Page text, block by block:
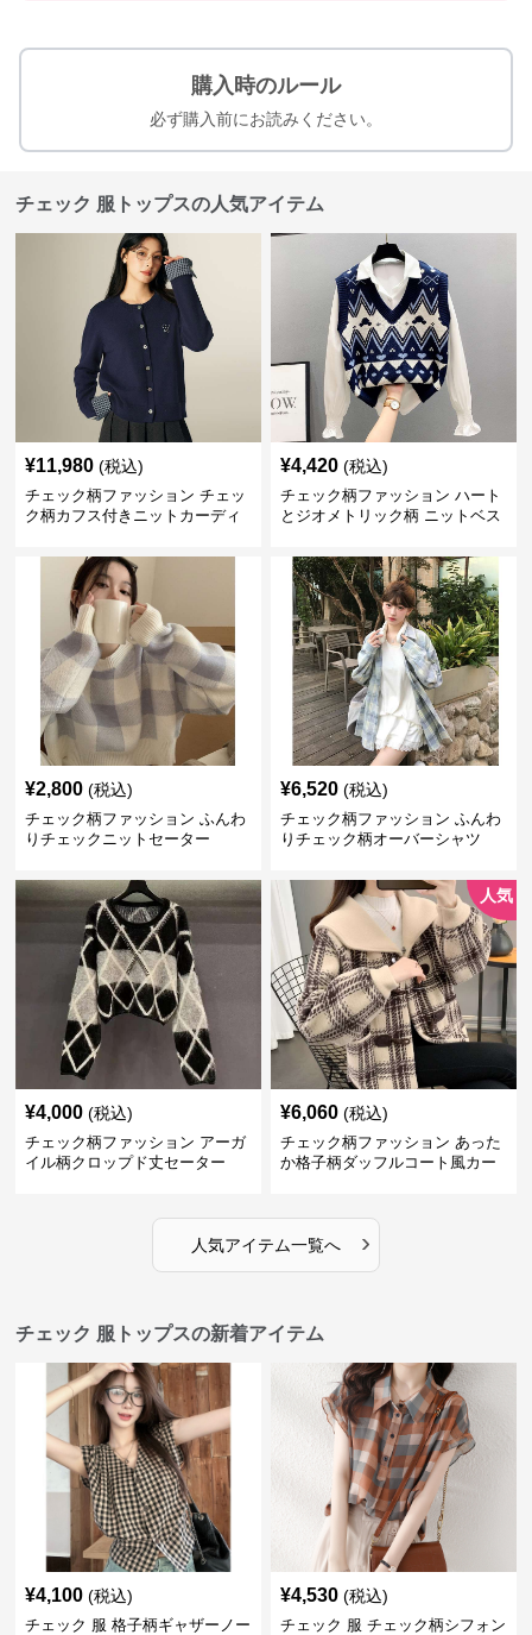
購入時のルール
必ず購入前にお読みください。
チェック 服トップスの人気アイテム
¥11,980 (税込)
チェック柄ファッション チェッ
ク柄カフス付きニットカーディ
¥4,420 (税込)
チェック柄ファッション ハート
とジオメトリック柄 ニットベス
¥2,800 (税込)
チェック柄ファッション ふんわ
りチェックニットセーター
¥6,520 (税込)
チェック柄ファッション ふんわ
りチェック柄オーバーシャツ
¥4,000 (税込)
チェック柄ファッション アーガ
イル柄クロップド丈セーター
人気
¥6,060 (税込)
チェック柄ファッション あった
か格子柄ダッフルコート風カー
人気アイテム一覧へ ›
チェック 服トップスの新着アイテム
¥4,100 (税込)
チェック 服 格子柄ギャザーノー
¥4,530 (税込)
チェック 服 チェック柄シフォン